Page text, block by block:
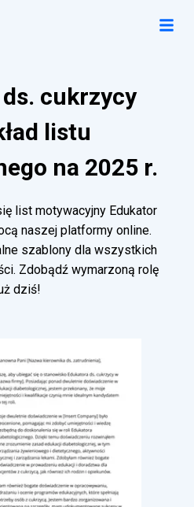
cukrzycy
listu
na 2025 r.
list motywacyjny Edukator
naszej platformy online.
szablony dla wszystkich
Zdobądź wymarzoną rolę
dziś!